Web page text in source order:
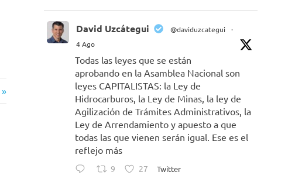
David Uzcátegui @daviduzcategui
·
4 Ago
Todas las leyes que se están
aprobando en la Asamblea Nacional son
leyes CAPITALISTAS: la Ley de
Hidrocarburos, la Ley de Minas, la ley de
Agilización de Trámites Administrativos, la
Ley de Arrendamiento y apuesto a que
todas las que vienen serán igual. Ese es el
reflejo más
9 27 Twitter